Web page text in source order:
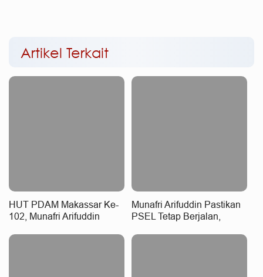
Artikel Terkait
HUT PDAM Makassar Ke-
102, Munafri Arifuddin
Tingkatkan Pelayanan Air
Munafri Arifuddin Pastikan
PSEL Tetap Berjalan,
Dibahas